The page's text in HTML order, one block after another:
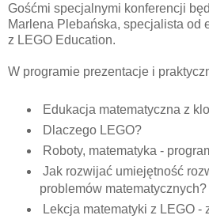
Gośćmi specjalnymi konferencji
Marlena Plebańska, specjalista od
z LEGO Education.
W programie prezentacje i
Edukacja matematyczna z
Dlaczego LEGO?
Roboty, matematyka -
Jak rozwijać umiejętność
problemów matematycznych?
Lekcja matematyki z LEGO -